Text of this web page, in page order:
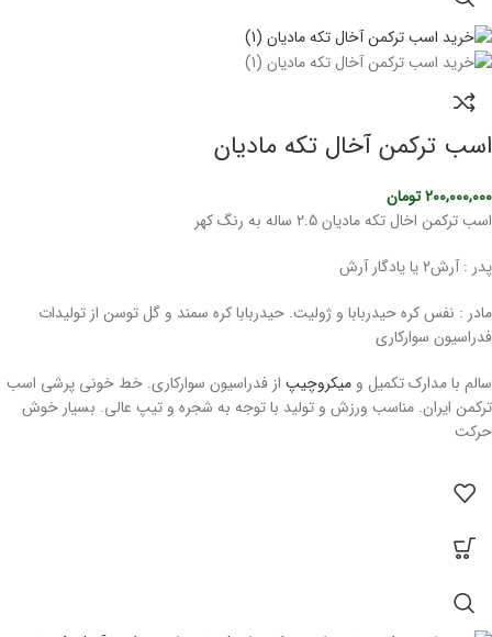
اسب ترکمن آخال تکه مادیان
200,000,000تومان
اسب ترکمن اخال تکه مادیان 2.5 ساله به رنگ کهر
پدر : آرش2 یا یادگار آرش
مادر : نفس کره حیدربابا و ژولیت. حیدربابا کره سمند و گل توسن از تولیدات
فدراسیون سوارکاری
سالم با مدارک تکمیل و میکروچیپ از فدراسیون سوارکاری. خط خونی پرشی اسب
ترکمن ایران. مناسب ورزش و تولید با توجه به شجره و تیپ عالی. بسیار خوش
حرکت